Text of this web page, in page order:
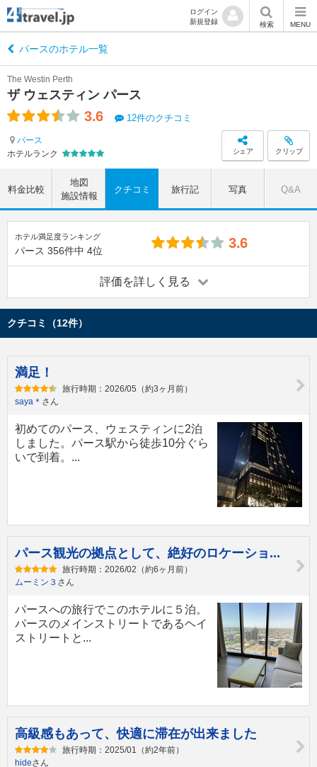
ログイン
新規登録
検索 MENU
パースのホテル一覧
ザ ウェスティン パース
The Westin Perth
3.6 12件のクチコミ
パース
ホテルランク
シェア クリップ
料金比較
地図
施設情報
クチコミ 旅行記 写真 Q&A
ホテル満足度ランキング
パース 356件中 4位 3.6
評価を詳しく見る
クチコミ（12件）
満足！
旅行時期：2026/05（約3ヶ月前）
saya＊ さん
初めてのパース、ウェスティンに2泊
しました。パース駅から徒歩10分ぐら
いで到着。...
パース観光の拠点として、絶好のロケーショ...
旅行時期：2026/02（約6ヶ月前）
ムーミン３ さん
パースへの旅行でこのホテルに５泊。
パースのメインストリートであるヘイ
ストリートと...
高級感もあって、快適に滞在が出来ました
旅行時期：2025/01（約2年前）
hideさん